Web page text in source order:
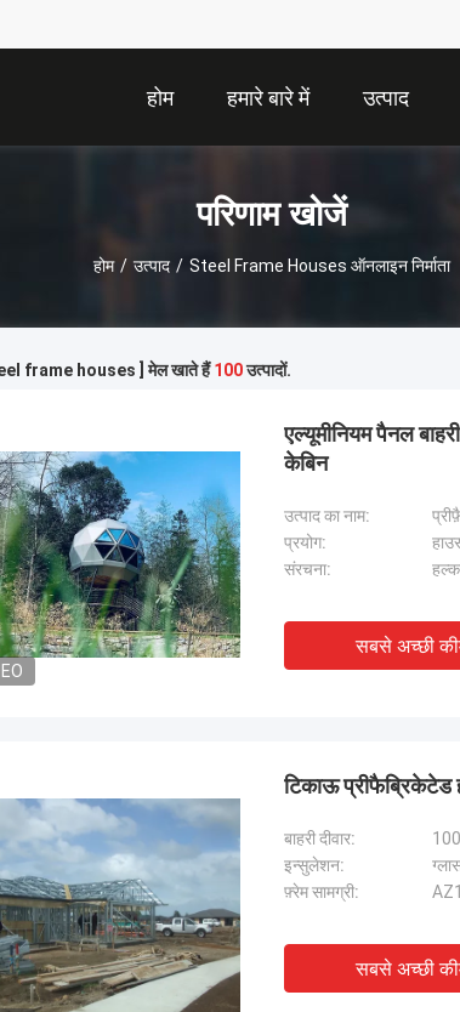
होम हमारे बारे में उत्पाद
परिणाम खोजें
होम / उत्पाद / Steel Frame Houses ऑनलाइन निर्माता
frame houses ] मेल खाते हैं100उत्पादों.
एल्यूमीनियम पैनल
केबिन
उत्पाद का नाम:
प्रयोग:
संरचना:
सबसे अच्छी
टिकाऊ प्रीफैब्रिकेटेड
बाहरी दीवार:
इन्सुलेशन:
फ़्रेम सामग्री:
सबसे अच्छी